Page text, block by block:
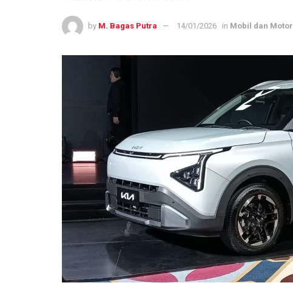
by M. Bagas Putra 14/01/2026 in Mobil dan Motor